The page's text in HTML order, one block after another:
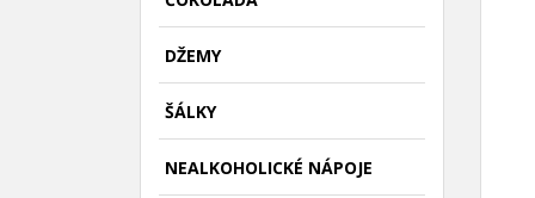
DŽEMY
ŠÁLKY
NEALKOHOLICKÉ NÁPOJE